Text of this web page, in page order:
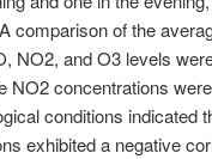
comparison of the
ΝΟ2, and O3 levels
ΝΟ2 concentrations
conditions
exhibited a negative